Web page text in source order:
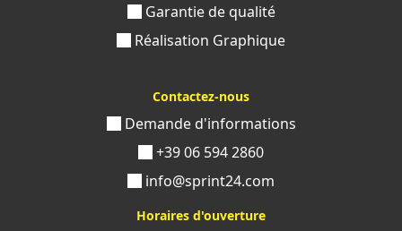
Garantie de qualité
Réalisation Graphique
Contactez-nous
Demande d'informations
+39 06 594 2860
info@sprint24.com
Horaires d'ouverture